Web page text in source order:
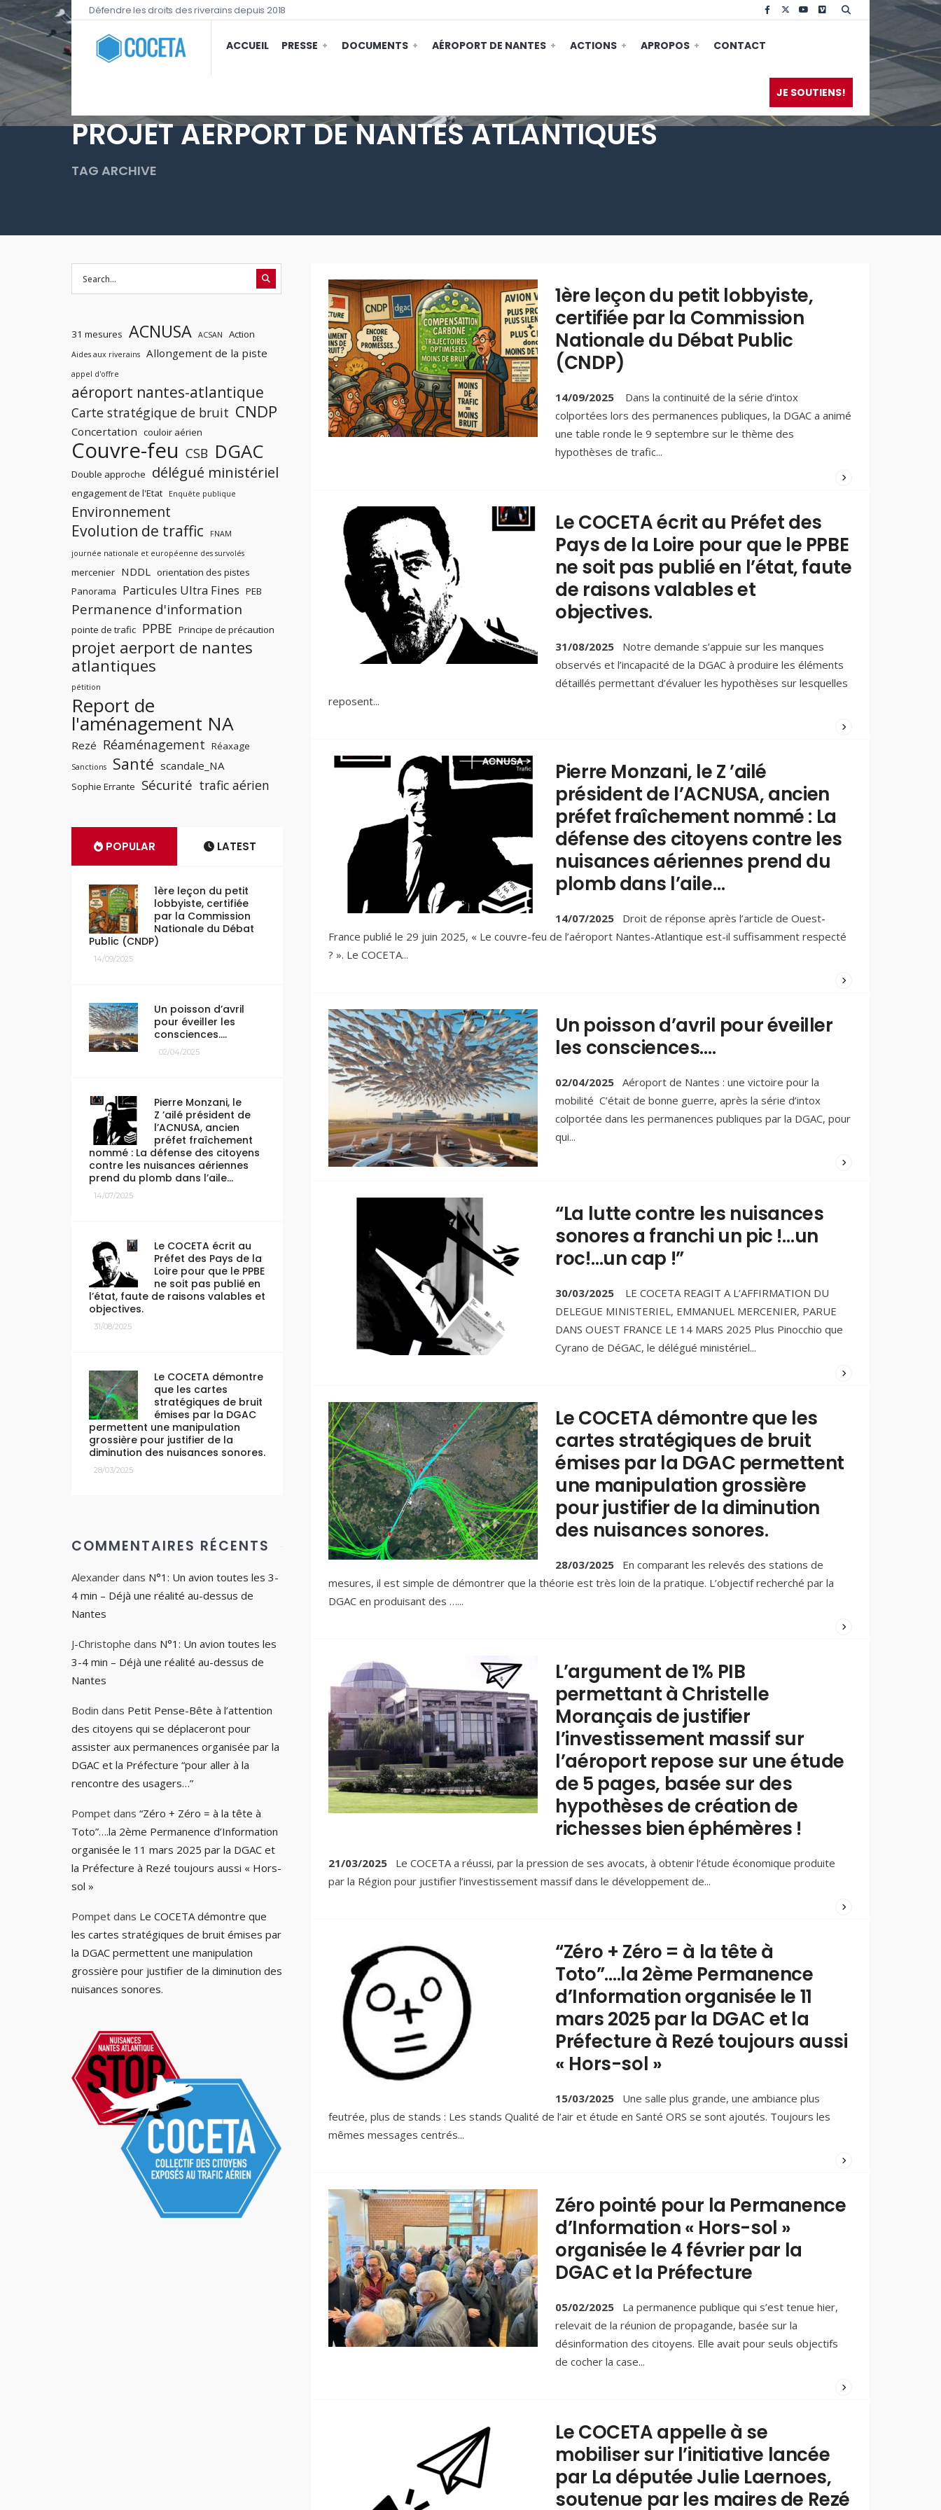
Défendre les droits des riverains depuis 2018
ACCUEIL PRESSE DOCUMENTS AÉROPORT DE NANTES ACTIONS APROPOS CONTACT
JE SOUTIENS!
PROJET AERPORT DE NANTES ATLANTIQUES
TAG ARCHIVE
1ère leçon du petit lobbyiste,
certifiée par la Commission
Nationale du Débat Public
(CNDP)
14/09/2025
Dans la continuité de la série d’intox
colportées lors des permanences publiques, la DGAC a animé
une table ronde le 9 septembre sur le thème des
hypothèses de trafic...
Le COCETA écrit au Préfet des
Pays de la Loire pour que le PPBE
ne soit pas publié en l’état, faute
de raisons valables et
objectives.
31/08/2025
Notre demande s’appuie sur les manques
observés et l’incapacité de la DGAC à produire les éléments
détaillés permettant d’évaluer les hypothèses sur lesquelles
reposent...
Pierre Monzani, le Z ’ailé
président de l’ACNUSA, ancien
préfet fraîchement nommé : La
défense des citoyens contre les
nuisances aériennes prend du
plomb dans l’aile…
14/07/2025
Droit de réponse après l’article de Ouest-
France publié le 29 juin 2025, « Le couvre-feu de l’aéroport Nantes-Atlantique est-il suffisamment respecté
? ». Le COCETA...
Un poisson d’avril pour éveiller
les consciences….
02/04/2025 Aéroport de Nantes : une victoire pour la
mobilité C’était de bonne guerre, après la série d’intox
colportée dans les permanences publiques par la DGAC, pour
qui...
“La lutte contre les nuisances
sonores a franchi un pic !…un
roc!…un cap !”
30/03/2025
LE COCETA REAGIT A L’AFFIRMATION DU
DELEGUE MINISTERIEL, EMMANUEL MERCENIER, PARUE
DANS OUEST FRANCE LE 14 MARS 2025 Plus Pinocchio que
Cyrano de DéGAC, le délégué ministériel...
Le COCETA démontre que les
cartes stratégiques de bruit
émises par la DGAC permettent
une manipulation grossière
pour justifier de la diminution
des nuisances sonores.
28/03/2025
En comparant les relevés des stations de
mesures, il est simple de démontrer que la théorie est très loin de la pratique. L’objectif recherché par la
DGAC en produisant des …...
L’argument de 1% PIB
permettant à Christelle
Morançais de justifier
l’investissement massif sur
l’aéroport repose sur une étude
de 5 pages, basée sur des
hypothèses de création de
richesses bien éphémères !
21/03/2025
Le COCETA a réussi, par la pression de ses avocats, à obtenir l’étude économique produite
par la Région pour justifier l’investissement massif dans le développement de...
“Zéro + Zéro = à la tête à
Toto”….la 2ème Permanence
d’Information organisée le 11
mars 2025 par la DGAC et la
Préfecture à Rezé toujours aussi
« Hors-sol »
15/03/2025
Une salle plus grande, une ambiance plus
feutrée, plus de stands : Les stands Qualité de l’air et étude en Santé ORS se sont ajoutés. Toujours les
mêmes messages centrés...
Zéro pointé pour la Permanence
d’Information « Hors-sol »
organisée le 4 février par la
DGAC et la Préfecture
05/02/2025
La permanence publique qui s’est tenue hier,
relevait de la réunion de propagande, basée sur la
désinformation des citoyens. Elle avait pour seuls objectifs
de cocher la case...
Le COCETA appelle à se
mobiliser sur l’initiative lancée
par La députée Julie Laernoes,
soutenue par les maires de Rezé
31 mesures ACNUSA ACSAN Action
Aides aux riverains Allongement de la piste
appel d'offre
aéroport nantes-atlantique
Carte stratégique de bruit CNDP
Concertation couloir aérien
Couvre-feu CSB DGAC
Double approche délégué ministériel
engagement de l'Etat Enquête publique
Environnement
Evolution de traffic
FNAM
journée nationale et européenne des survolés
mercenier NDDL orientation des pistes
Panorama
Particules Ultra Fines PEB
Permanence d'information
pointe de trafic PPBE Principe de précaution
projet aerport de nantes
atlantiques
pétition
Report de
l'aménagement NA
Rezé Réaménagement Réaxage
Sanctions Santé scandale_NA
Sophie Errante Sécurité trafic aérien
POPULAR LATEST
1ère leçon du petit
lobbyiste, certifiée
par la Commission
Nationale du Débat
Public (CNDP)
14/09/2025
Un poisson d’avril
pour éveiller les
consciences….
02/04/2025
Pierre Monzani, le
Z ’ailé président de
l’ACNUSA, ancien
préfet fraîchement
nommé : La défense des citoyens
contre les nuisances aériennes
prend du plomb dans l’aile…
14/07/2025
Le COCETA écrit au
Préfet des Pays de la
Loire pour que le PPBE
ne soit pas publié en
l’état, faute de raisons valables et
objectives.
31/08/2025
Le COCETA démontre
que les cartes
stratégiques de bruit
émises par la DGAC
permettent une manipulation
grossière pour justifier de la
diminution des nuisances sonores.
28/03/2025
COMMENTAIRES RÉCENTS
Alexander dans N°1: Un avion toutes les 3-
4 min – Déjà une réalité au-dessus de
Nantes
J-Christophe dans N°1: Un avion toutes les
3-4 min – Déjà une réalité au-dessus de
Nantes
Bodin dans Petit Pense-Bête à l’attention
des citoyens qui se déplaceront pour
assister aux permanences organisée par la
DGAC et la Préfecture “pour aller à la
rencontre des usagers…”
Pompet dans “Zéro + Zéro = à la tête à
Toto”….la 2ème Permanence d’Information
organisée le 11 mars 2025 par la DGAC et
la Préfecture à Rezé toujours aussi « Hors-
sol »
Pompet dans Le COCETA démontre que
les cartes stratégiques de bruit émises par
la DGAC permettent une manipulation
grossière pour justifier de la diminution des
nuisances sonores.